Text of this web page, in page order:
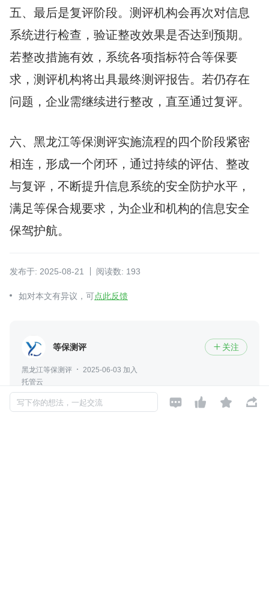
五、最后是复评阶段。测评机构会再次对信息
系统进行检查，验证整改效果是否达到预期。
若整改措施有效，系统各项指标符合等保要
求，测评机构将出具最终测评报告。若仍存在
问题，企业需继续进行整改，直至通过复评。
六、黑龙江等保测评实施流程的四个阶段紧密
相连，形成一个闭环，通过持续的评估、整改
与复评，不断提升信息系统的安全防护水平，
满足等保合规要求，为企业和机构的信息安全
保驾护航。
发布于: 2025-08-21 阅读数: 193
如对本文有异议，可点此反馈
等保测评  关注
黑龙江等保测评
2025-06-03 加入
托管云
写下你的想法，一起交流    